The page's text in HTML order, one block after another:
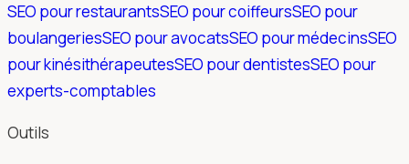
SEO pour restaurantsSEO pour coiffeursSEO pour
boulangeriesSEO pour avocatsSEO pour médecinsSEO
pour kinésithérapeutesSEO pour dentistesSEO pour
experts-comptables
Outils